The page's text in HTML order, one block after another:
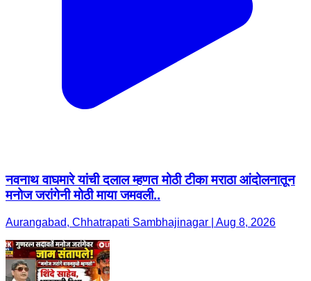
नवनाथ वाघमारे यांची दलाल म्हणत मोठी टीका मराठा आंदोलनातून
मनोज जरांगेनी मोठी माया जमवली..
Aurangabad, Chhatrapati Sambhajinagar | Aug 8, 2026